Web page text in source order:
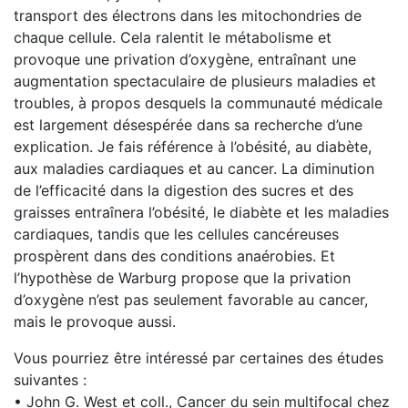
transport des électrons dans les mitochondries de
chaque cellule. Cela ralentit le métabolisme et
provoque une privation d’oxygène, entraînant une
augmentation spectaculaire de plusieurs maladies et
troubles, à propos desquels la communauté médicale
est largement désespérée dans sa recherche d’une
explication. Je fais référence à l’obésité, au diabète,
aux maladies cardiaques et au cancer. La diminution
de l’efficacité dans la digestion des sucres et des
graisses entraînera l’obésité, le diabète et les maladies
cardiaques, tandis que les cellules cancéreuses
prospèrent dans des conditions anaérobies. Et
l’hypothèse de Warburg propose que la privation
d’oxygène n’est pas seulement favorable au cancer,
mais le provoque aussi.
Vous pourriez être intéressé par certaines des études
suivantes :
• John G. West et coll., Cancer du sein multifocal chez